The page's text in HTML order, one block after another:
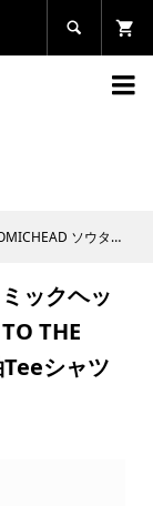


S/S Tee “STEP TO THE SKY/town” アートプリント半袖Teeシャツ ステップトゥザスカイ タウン
ックヘッ
THE
シャツ